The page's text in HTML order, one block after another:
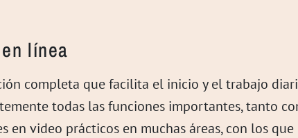
línea
completa que facilita el inicio y el trabajo
todas las funciones importantes, tanto
en video prácticos en muchas áreas, con los